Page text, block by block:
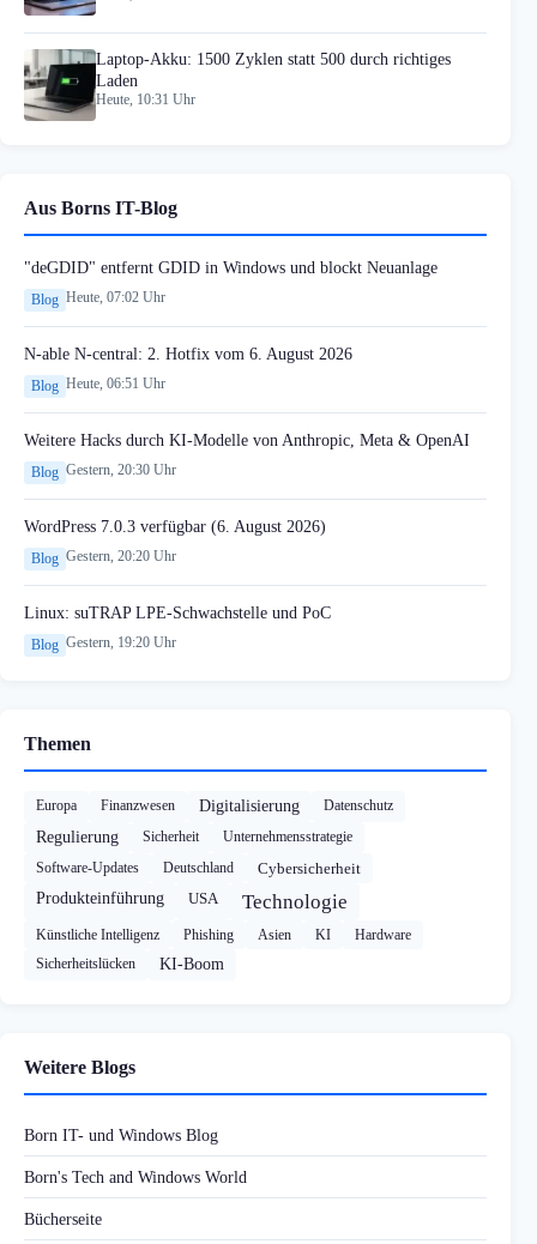
Laptop-Akku: 1500 Zyklen statt 500 durch richtiges
Laden
Heute, 10:31 Uhr
Aus Borns IT-Blog
"deGDID" entfernt GDID in Windows und blockt Neuanlage
Blog Heute, 07:02 Uhr
N-able N-central: 2. Hotfix vom 6. August 2026
Blog Heute, 06:51 Uhr
Weitere Hacks durch KI-Modelle von Anthropic, Meta & OpenAI
Blog Gestern, 20:30 Uhr
WordPress 7.0.3 verfügbar (6. August 2026)
Blog Gestern, 20:20 Uhr
Linux: suTRAP LPE-Schwachstelle und PoC
Blog Gestern, 19:20 Uhr
Themen
Europa Finanzwesen Digitalisierung Datenschutz
Regulierung Sicherheit
Unternehmensstrategie
Software-Updates
Deutschland
Cybersicherheit
Produkteinführung
USA Technologie
Künstliche Intelligenz Phishing Asien KI
Hardware
Sicherheitslücken
KI-Boom
Weitere Blogs
Born IT- und Windows Blog
Born's Tech and Windows World
Bücherseite